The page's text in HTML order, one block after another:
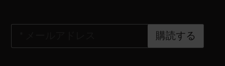
購読する